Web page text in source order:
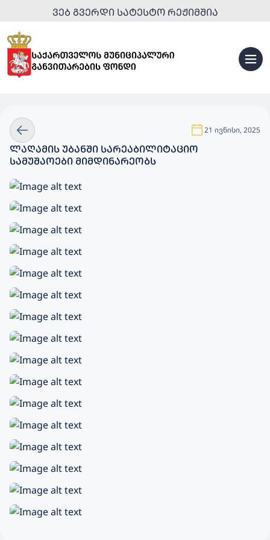
ᲕᲔᲑ ᲒᲕᲔᲠᲓᲘ ᲡᲐᲢᲔᲡᲢᲝ ᲠᲔᲟᲘᲛᲨᲘᲐ
21 ივნისი, 2025
ᲚᲐᲦᲐᲛᲘᲡ ᲣᲑᲐᲜᲨᲘ ᲡᲐᲠᲔᲐᲑᲘᲚᲘᲢᲐᲪᲘᲝ
ᲡᲐᲛᲣᲨᲐᲝᲔᲑᲘ ᲛᲘᲛᲓᲘᲜᲐᲠᲔᲝᲑᲡ